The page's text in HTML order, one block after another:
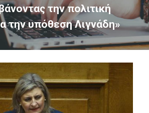
την πολιτική
την υπόθεση Λιγνάδη»